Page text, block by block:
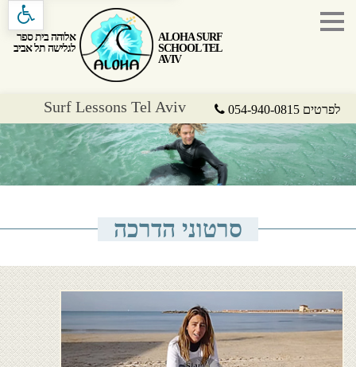
לפרטים 054-940-0815
אלוהה בית ספר
לגלישה תל אביב
ALOHA SURF
SCHOOL TEL
AVIV
Surf Lessons Tel Aviv
סרטוני הדרכה